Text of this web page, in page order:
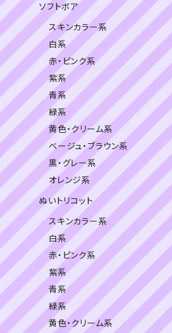
ソフトボア
スキンカラー系
白系
赤・ピンク系
紫系
青系
緑系
黄色・クリーム系
ベージュ・ブラウン系
黒・グレー系
オレンジ系
ぬいトリコット
スキンカラー系
白系
赤・ピンク系
紫系
青系
緑系
黄色・クリーム系